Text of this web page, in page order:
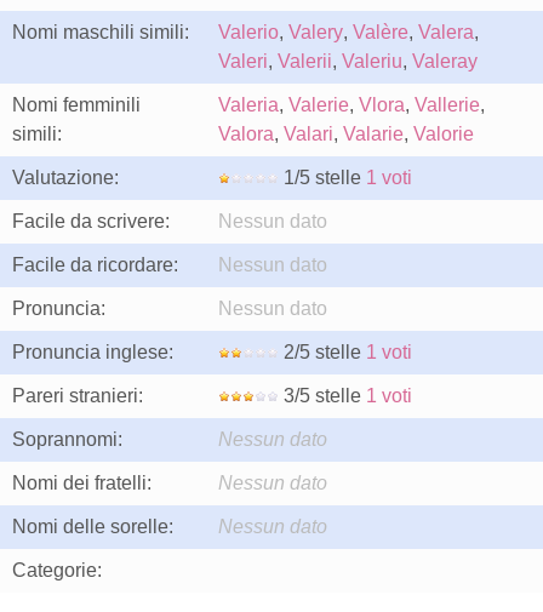
Nomi maschili simili: Valerio, Valery, Valère, Valera,
Valeri, Valerii, Valeriu, Valeray
Nomi femminili
simili:
Valeria, Valerie, Vlora, Vallerie,
Valora, Valari, Valarie, Valorie
Valutazione: 1/5 stelle 1 voti
Facile da scrivere: Nessun dato
Facile da ricordare: Nessun dato
Pronuncia: Nessun dato
Pronuncia inglese: 2/5 stelle 1 voti
Pareri stranieri: 3/5 stelle 1 voti
Soprannomi: Nessun dato
Nomi dei fratelli: Nessun dato
Nomi delle sorelle: Nessun dato
Categorie: